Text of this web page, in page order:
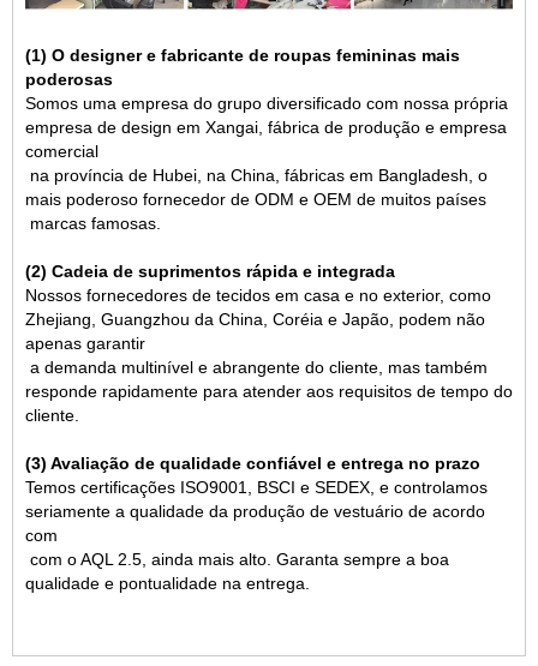
(1) O designer e fabricante de roupas femininas mais
poderosas
Somos uma empresa do grupo diversificado com nossa própria
empresa de design em Xangai, fábrica de produção e empresa
comercial
na província de Hubei, na China, fábricas em Bangladesh, o
mais poderoso fornecedor de ODM e OEM de muitos países
marcas famosas.
(2) Cadeia de suprimentos rápida e integrada
Nossos fornecedores de tecidos em casa e no exterior, como
Zhejiang, Guangzhou da China, Coréia e Japão, podem não
apenas garantir
a demanda multinível e abrangente do cliente, mas também
responde rapidamente para atender aos requisitos de tempo do
cliente.
(3) Avaliação de qualidade confiável e entrega no prazo
Temos certificações ISO9001, BSCI e SEDEX, e controlamos
seriamente a qualidade da produção de vestuário de acordo
com
com o AQL 2.5, ainda mais alto. Garanta sempre a boa
qualidade e pontualidade na entrega.